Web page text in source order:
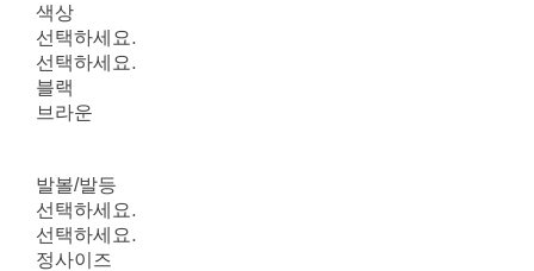
색상
선택하세요.
선택하세요.
블랙
브라운
발볼/발등
선택하세요.
선택하세요.
정사이즈